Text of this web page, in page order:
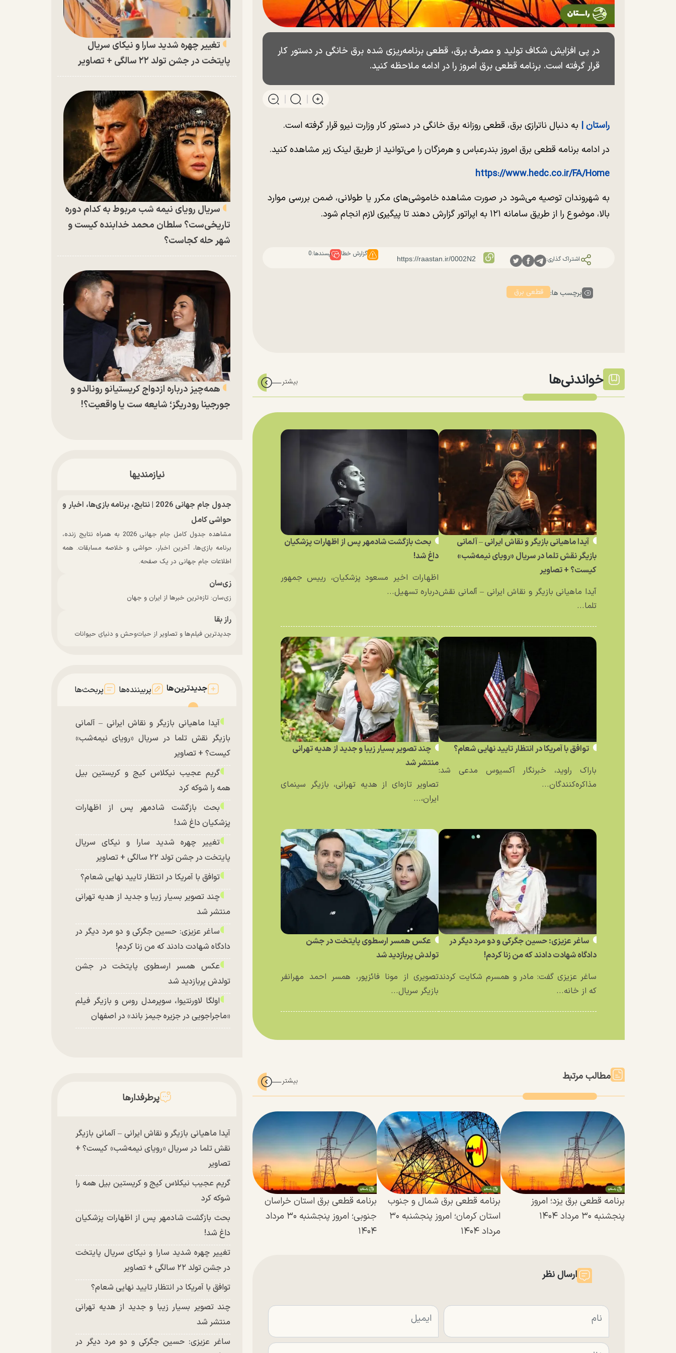
در پی افزایش شکاف تولید و مصرف برق، قطعی برنامه‌ریزی شده برق خانگی در دستور کار
قرار گرفته است. برنامه قطعی برق امروز را در ادامه ملاحظه کنید.
راستان | به دنبال ناترازی برق، قطعی روزانه برق خانگی در دستور کار وزارت نیرو قرار گرفته است.
در ادامه برنامه قطعی برق امروز بندرعباس و هرمزگان را می‌توانید از طریق لینک زیر مشاهده کنید.
https://www.hedc.co.ir/FA/Home
به شهروندان توصیه می‌شود در صورت مشاهده خاموشی‌های مکرر یا طولانی، ضمن بررسی موارد
بالا، موضوع را از طریق سامانه ۱۲۱ به اپراتور گزارش دهند تا پیگیری لازم انجام شود.
اشتراک گذاری:
گزارش خطا پسندها:0
برچسب ها: قطعی برق
خواندنی‌ها
آیدا ماهیانی بازیگر و نقاش ایرانی – آلمانی
بازیگر نقش تلما در سریال «رویای نیمه‌شب»
کیست؟ + تصاویر
آیدا ماهیانی بازیگر و نقاش ایرانی – آلمانی نقش
تلما...
بحث بازگشت شادمهر پس از اظهارات پزشکیان
داغ شد!
اظهارات اخیر مسعود پزشکیان، رییس جمهور
درباره تسهیل...
توافق با آمریکا در انتظار تایید نهایی شعام؟
باراک راوید، خبرنگار آکسیوس مدعی شد:
مذاکره‌کنندگان...
چند تصویر بسیار زیبا و جدید از هدیه تهرانی
منتشر شد
تصاویر تازه‌ای از هدیه تهرانی، بازیگر سینمای
ایران،...
ساغر عزیزی: حسین جگرکی و دو مرد دیگر در
دادگاه شهادت دادند که من زنا کردم!
ساغر عزیزی گفت: مادر و همسرم شکایت کردند
که از خانه...
عکس همسر ارسطوی پایتخت در جشن
تولدش پربازدید شد
تصویری از مونا فائزپور، همسر احمد مهرانفر
بازیگر سریال...
مطالب مرتبط
برنامه قطعی برق یزد؛ امروز
پنجشنبه ۳۰ مرداد ۱۴۰۴
برنامه قطعی برق شمال و جنوب
استان کرمان؛ امروز پنجشنبه ۳۰
مرداد ۱۴۰۴
برنامه قطعی برق استان خراسان
جنوبی؛ امروز پنجشنبه ۳۰ مرداد
۱۴۰۴
ارسال نظر
تغییر چهره شدید سارا و نیکای سریال
پایتخت در جشن تولد ۲۲ سالگی + تصاویر
سریال رویای نیمه شب مربوط به کدام دوره
تاریخی‌ست؟ سلطان محمد خدابنده کیست و
شهر حله کجاست؟
همه‌چیز درباره ازدواج کریستیانو رونالدو و
جورجینا رودریگز؛ شایعه ست یا واقعیت؟!
نیازمندیها
جدول جام جهانی 2026 | نتایج، برنامه بازی‌ها، اخبار و
حواشی کامل
مشاهده جدول کامل جام جهانی 2026 به همراه نتایج زنده،
برنامه بازی‌ها، آخرین اخبار، حواشی و خلاصه مسابقات. همه
اطلاعات جام جهانی در یک صفحه.
زی‌سان
زی‌سان: تازه‌ترین خبرها از ایران و جهان
راز بقا
جدیدترین فیلم‌ها و تصاویر از حیات‌وحش و دنیای حیوانات
جدیدترین‌ها پربیننده‌ها پربحث‌ها
آیدا ماهیانی بازیگر و نقاش ایرانی – آلمانی
بازیگر نقش تلما در سریال «رویای نیمه‌شب»
کیست؟ + تصاویر
گریم عجیب نیکلاس کیج و کریستین بیل
همه را شوکه کرد
بحث بازگشت شادمهر پس از اظهارات
پزشکیان داغ شد!
تغییر چهره شدید سارا و نیکای سریال
پایتخت در جشن تولد ۲۲ سالگی + تصاویر
توافق با آمریکا در انتظار تایید نهایی شعام؟
چند تصویر بسیار زیبا و جدید از هدیه تهرانی
منتشر شد
ساغر عزیزی: حسین جگرکی و دو مرد دیگر در
دادگاه شهادت دادند که من زنا کردم!
عکس همسر ارسطوی پایتخت در جشن
تولدش پربازدید شد
اولگا لاورنتیوا، سوپرمدل روس و بازیگر فیلم
«ماجراجویی در جزیره جیمز باند» در اصفهان
پرطرفدارها
آیدا ماهیانی بازیگر و نقاش ایرانی – آلمانی بازیگر
نقش تلما در سریال «رویای نیمه‌شب» کیست؟ +
تصاویر
گریم عجیب نیکلاس کیج و کریستین بیل همه را
شوکه کرد
بحث بازگشت شادمهر پس از اظهارات پزشکیان
داغ شد!
تغییر چهره شدید سارا و نیکای سریال پایتخت
در جشن تولد ۲۲ سالگی + تصاویر
توافق با آمریکا در انتظار تایید نهایی شعام؟
چند تصویر بسیار زیبا و جدید از هدیه تهرانی
منتشر شد
ساغر عزیزی: حسین جگرکی و دو مرد دیگر در